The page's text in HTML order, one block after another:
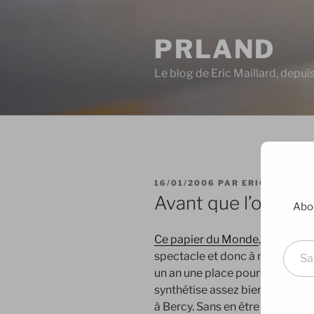
PRLAND
Le blog de Eric Maillard,
PUBLIÉ
LE
16/01/2006 PAR ERIC
Avant que
Ce papier du Monde, qui
spectacle et donc à ne lire que
un an une place pour l’un des
synthétise assez bien
à Bercy. Sans en être un fan
Saisissez votre adresse e-